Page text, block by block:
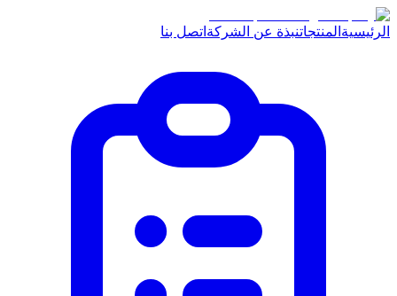
الرئيسية المنتجاتنبذة عن الشركة اتصل بنا